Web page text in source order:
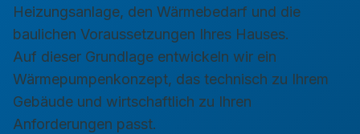
Heizungsanlage, den Wärmebedarf und die
baulichen Voraussetzungen Ihres Hauses.
Auf dieser Grundlage entwickeln wir ein
Wärmepumpenkonzept, das technisch zu Ihrem
Gebäude und wirtschaftlich zu Ihren
Anforderungen passt.